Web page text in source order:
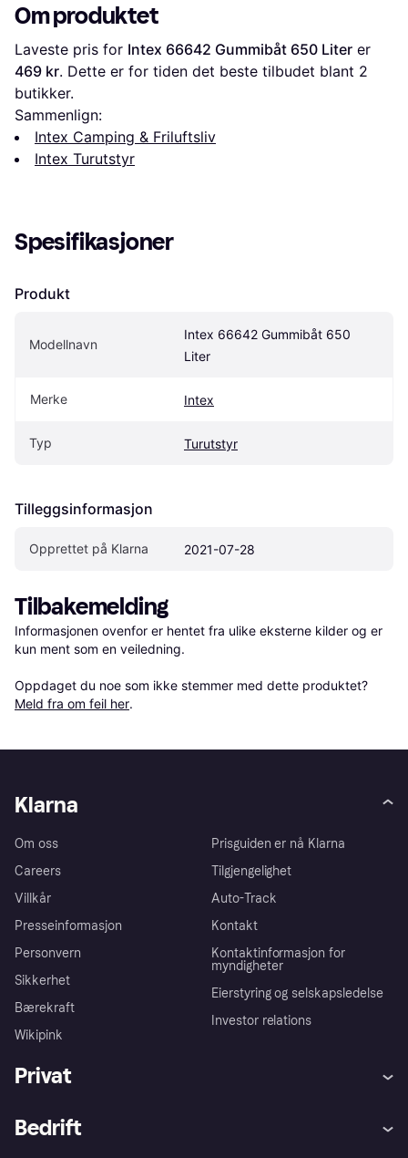
Om produktet
Laveste pris for Intex 66642 Gummibåt 650 Liter
469 kr. Dette er for tiden det beste tilbudet blant 2
butikker.
Sammenlign:
Intex Camping & Friluftsliv
Intex Turutstyr
Spesifikasjoner
Produkt
Modellnavn
Intex 66642 Gummibåt 650
Liter
Merke Intex
Typ Turutstyr
Tilleggsinformasjon
Opprettet på Klarna 2021-07-28
Tilbakemelding
Informasjonen ovenfor er hentet fra ulike eksterne kilder og er
kun ment som en veiledning.
Oppdaget du noe som ikke stemmer med dette produktet?
Meld fra om feil her.
Klarna
Om oss
Careers
Villkår
Presseinformasjon
Personvern
Sikkerhet
Bærekraft
Wikipink
Prisguiden er nå Klarna
Tilgjengelighet
Auto-Track
Kontakt
Kontaktinformasjon for
myndigheter
Eierstyring og selskapsledelse
Investor relations
Privat
Bedrift